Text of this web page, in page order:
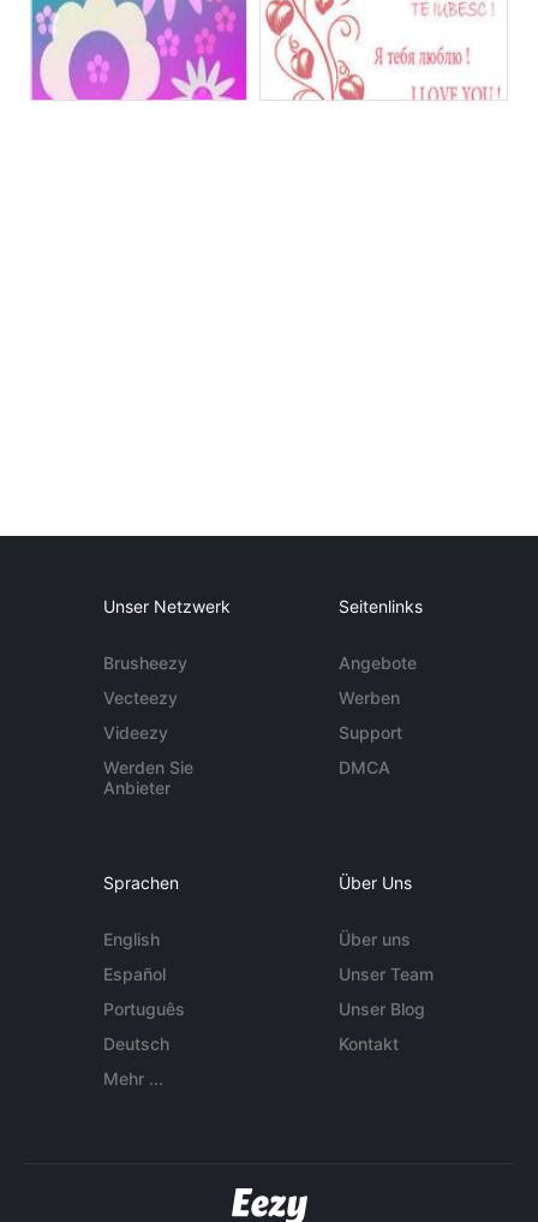
Unser Netzwerk
Brusheezy
Vecteezy
Videezy
Werden Sie
Anbieter
Seitenlinks
Angebote
Werben
Support
DMCA
Sprachen
English
Español
Português
Deutsch
Mehr ...
Über Uns
Über uns
Unser Team
Unser Blog
Kontakt